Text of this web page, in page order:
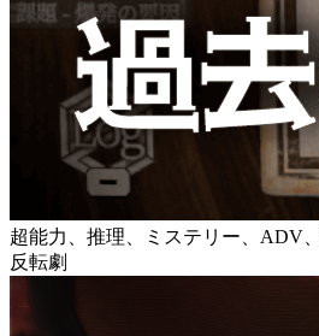
超能力、推理、ミステリー、ADV
反転劇